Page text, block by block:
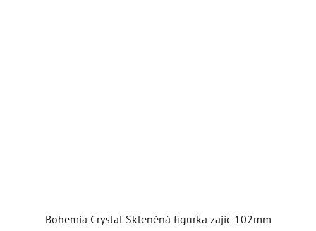
Bohemia Crystal Skleněná figurka zajíc 102mm